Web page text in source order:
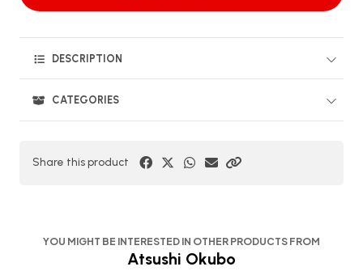
DESCRIPTION
CATEGORIES
Share this product
YOU MIGHT BE INTERESTED IN OTHER PRODUCTS FROM
Atsushi Okubo